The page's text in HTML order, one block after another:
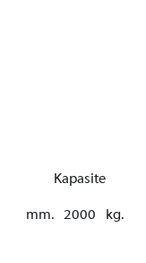
Kapasite
mm. 2000 kg.